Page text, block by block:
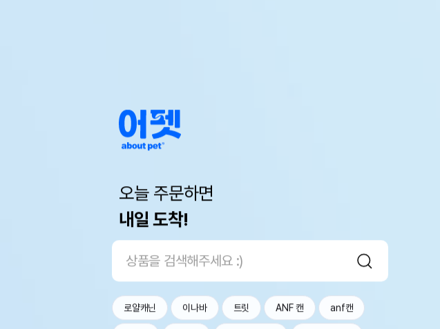
오늘 주문하면
내일 도착!
로얄캐닌 이나바 트릿 ANF 캔 anf캔